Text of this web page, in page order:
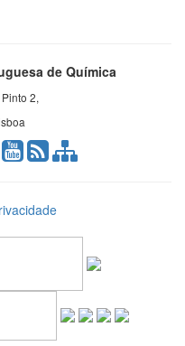
de Química
2,